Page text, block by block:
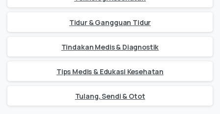
Tidur & Gangguan Tidur
Tindakan Medis & Diagnostik
Tips Medis & Edukasi Kesehatan
Tulang, Sendi & Otot